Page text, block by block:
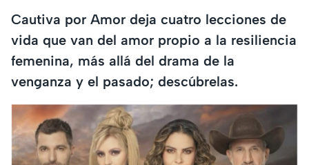
Cautiva por Amor deja cuatro lecciones de
vida que van del amor propio a la resiliencia
femenina, más allá del drama de la
venganza y el pasado; descúbrelas.